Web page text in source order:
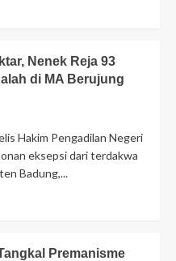
Nenek Reja 93
di MA Berujung
Hakim Pengadilan Negeri
eksepsi dari terdakwa
Badung,...
Premanisme